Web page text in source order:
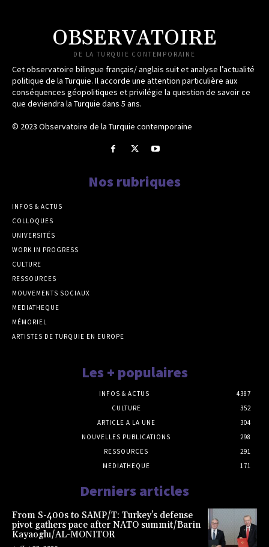
OBSERVATOIRE
DE LA TURQUIE CONTEMPORAINE
Cet observatoire bilingue français/ anglais suit et analyse l’actualité
politique de la Turquie. Il accorde une attention particulière aux
conséquences géopolitiques et privilégie la question de savoir ce
que deviendra la Turquie dans 5 ans.
© 2023 Observatoire de la Turquie contemporaine
Nos rubriques
INFOS & ACTUS
COLLOQUES
UNIVERSITÉS
WORK IN PROGRESS
CULTURE
RESSOURCES
MOUVEMENTS SOCIAUX
MEDIATHEQUE
MÉMORIEL
ARTISTES DE TURQUIE EN EUROPE
Les + populaires
INFOS & ACTUS
4387
CULTURE
352
ARTICLE A LA UNE
304
NOUVELLES PUBLICATIONS
298
RESSOURCES
291
MEDIATHEQUE
171
Derniers articles
From S-400s to SAMP/T: Turkey’s defense
pivot gathers pace after NATO summit/Barin
Kayaoglu/AL-MONITOR